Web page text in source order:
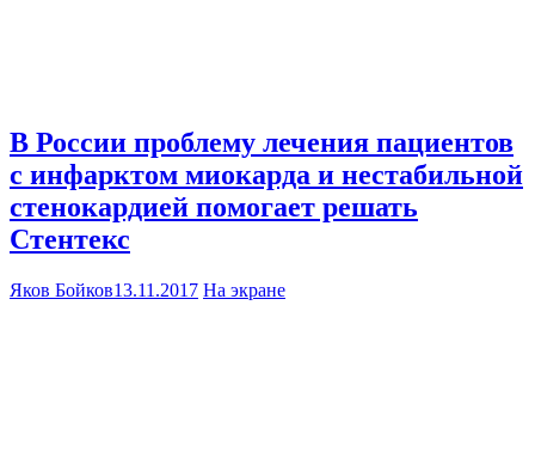
В России проблему лечения пациентов
с инфарктом миокарда и нестабильной
стенокардией помогает решать
Стентекс
Яков Бойков13.11.2017 На экране